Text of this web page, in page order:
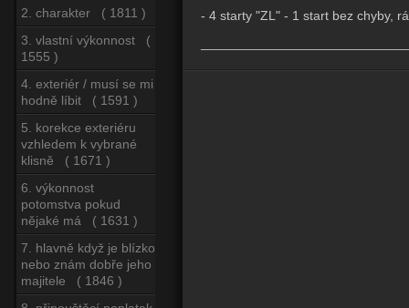
2. charakter ( 1811 )
3. vlastní výkonnost (
1555 )
4. exteriér / musí se mi
hodně líbit ( 1591 )
5. korekce exteriéru
vzhledem k vybrané
klisně ( 1671 )
6. výkonnost
potomstva pokud
nějaké má ( 1631 )
7. hlavně když je blízko
nebo znám dobře jeho
majitele ( 1846 )
- 4 starty "ZL" - 1 start bez chyby,